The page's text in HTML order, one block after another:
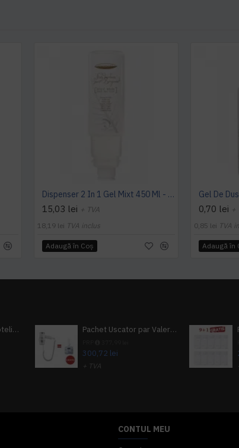
Dispenser 2 In 1 Gel Mixt 450 Ml - Botanika
15,03 lei + TVA
18,19 lei TVA inclus
Adaugă în Coş
Gel De
0,70 lei +
0,85 lei TVA
Adaugă în
Pachet 100 seturi hoteliere, set dentar, set barbierit, casca de dus, pila unghii, set cusut Pachet Uscator par Valera Action Super Plus + GRATUIT Sampon si gel de dus Tork
300,72 lei
+ TVA
CONTUL MEU